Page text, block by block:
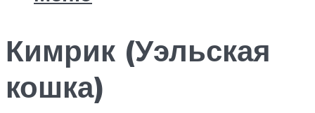
Кимрик (Уэльская
кошка)